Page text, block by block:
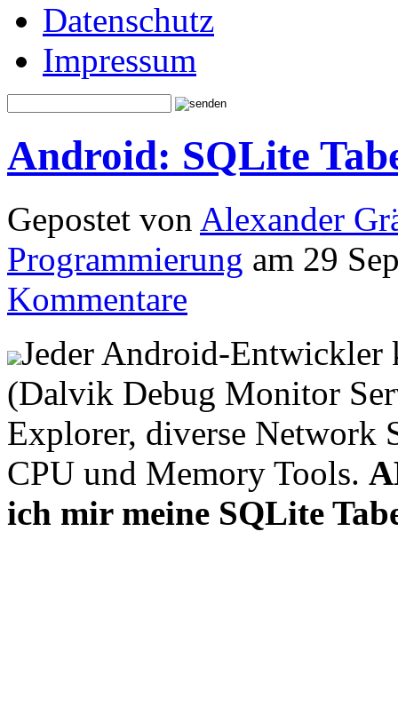
Datenschutz
Impressum
Android: SQLite
Gepostet von Alexander
Programmierung am 29
Kommentare
Jeder Android-Entwickler
(Dalvik Debug Monitor
Explorer, diverse Network
CPU und Memory Tools.
ich mir meine SQLite